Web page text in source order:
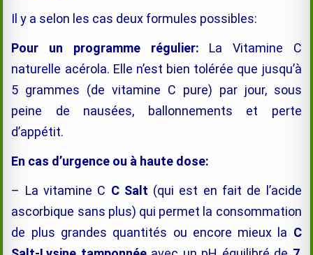
Il y a selon les cas deux formules possibles:
Pour un programme régulier: La Vitamine C
naturelle acérola. Elle n’est bien tolérée que jusqu’à
5 grammes (de vitamine C pure) par jour, sous
peine de nausées, ballonnements et perte
d’appétit.
En cas d’urgence ou à haute dose:
– La vitamine C C Salt (qui est en fait de l’acide
ascorbique sans plus) qui permet la consommation
de plus grandes quantités ou encore mieux la C